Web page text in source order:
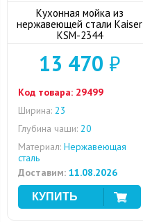
Кухонная мойка из
нержавеющей стали Kaiser
KSM-2344
13 470 ₽
Код товара: 29499
Ширина: 23
Глубина чаши: 20
Материал: Нержавеющая
сталь
Доставим: 11.08.2026